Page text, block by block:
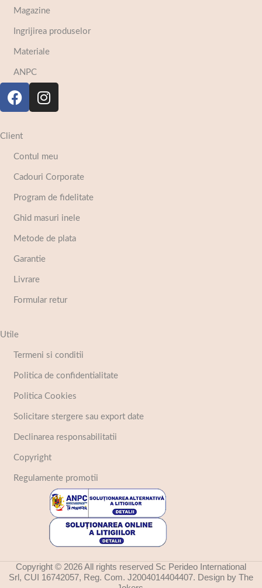
Magazine
Ingrijirea produselor
Materiale
ANPC
Client
Contul meu
Cadouri Corporate
Program de fidelitate
Ghid masuri inele
Metode de plata
Garantie
Livrare
Formular retur
Utile
Termeni si conditii
Politica de confidentialitate
Politica Cookies
Solicitare stergere sau export date
Declinarea responsabilitatii
Copyright
Regulamente promotii
Copyright © 2026 All rights reserved Sc Perideo International
Srl, CUI 16742057, Reg. Com. J2004014404407. Design by The